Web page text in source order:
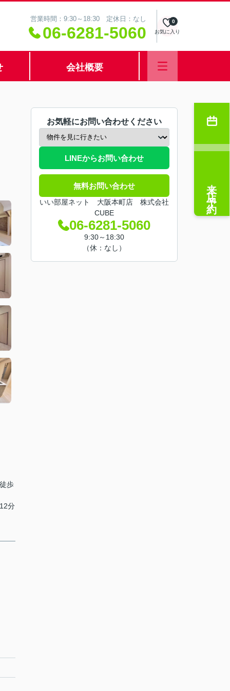
営業時間：9:30～18:30 定休日：なし
06-6281-5060 お気に入り
0
会社概要
歩
分
お気軽にお問い合わせください
LINEからお問い合わせ
無料お問い合わせ
いい部屋ネット 大阪本町店 株式会社
CUBE
06-6281-5060
9:30～18:30
（休：なし）
来店予約